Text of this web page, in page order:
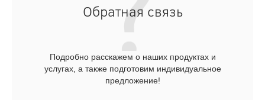
Обратная связь
Подробно расскажем о наших продуктах и
услугах, а также подготовим индивидуальное
предложение!